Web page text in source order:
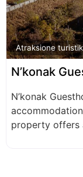
Atraksione
N’konak
N’konak
property offers